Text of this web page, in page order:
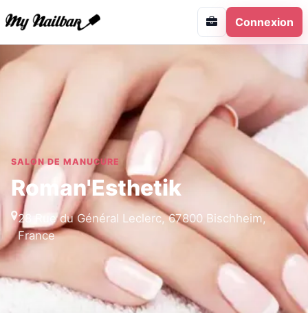
Connexion
SALON DE MANUCURE
Roman'Esthetik
28 Rue du Général Leclerc, 67800 Bischheim,
France